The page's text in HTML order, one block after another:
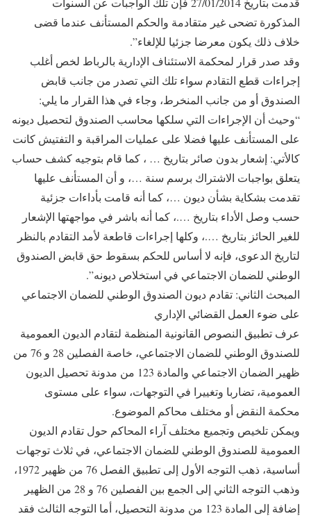
المذكورة تضحى غير متقادمة والحكم المستأنف عندما قضى
خلاف ذلك يكون معرضا جزئيا للإلغاء”.
وقد صدر قرار لمحكمة الاستئناف الإدارية بالرباط لخص أغلب
إجراءات قطع التقادم سواء تلك التي تصدر من جانب قابض
الصندوق أو من جانب المنخرط، وجاء في هذا القرار ما يلي:
“وحيث أن الإجراءات التي سلكها محاسب الصندوق لتحصيل ديونه
على المستأنف عليها فضلا على عمليات المراقبة و التفتيش كانت
كالأتي: إشعار بدون صائر بتاريخ … ، كما قام بتوجيه كشف حساب
يتعلق بواجبات الاشتراك برسم سنة …، و أن المستأنف عليها
تقدمت بشكاية بشأن ديون …، كما أنه قامت بأداءات جزئية
حسب وصل الأداء بتاريخ ….، كما أنه باشر في مواجهتها الإشعار
للغير الحائز بتاريخ ….، وكلها إجراءات قاطعة لأمد التقادم بالنظر
لتاريخ الدعوى، فإنه لا أساس للحكم بسقوط حق قابض الصندوق
الوطني للضمان الاجتماعي في استخلاص ديونه”.
المبحث الثاني: تقادم ديون الصندوق الوطني للضمان الاجتماعي
على ضوء العمل القضائي الإداري
عرف تطبيق النصوص القانونية المنظمة لتقادم الديون العمومية
للصندوق الوطني للضمان الاجتماعي، خاصة الفصلين 28 و 76 من
ظهير الضمان الاجتماعي والمادة 123 من مدونة تحصيل الديون
العمومية، تضاربا وتغييرا في التوجهات، سواء على مستوى
محكمة النقض أو مختلف محاكم الموضوع.
ويمكن تلخيص وتجميع مختلف آراء المحاكم حول تقادم الديون
العمومية للصندوق الوطني للضمان الاجتماعي، في ثلاث توجهات
أساسية، ذهب التوجه الأول إلى تطبيق الفصل 76 من ظهير 1972،
وذهب التوجه الثاني إلى الجمع بين الفصلين 76 و 28 من الظهير
إضافة إلى المادة 123 من مدونة التحصيل، أما التوجه الثالث فقد